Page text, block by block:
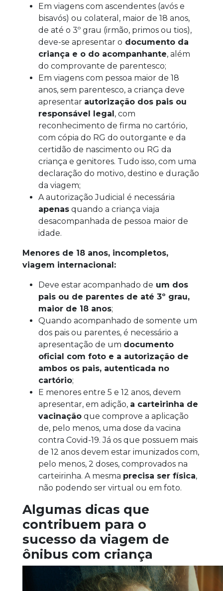
Em viagens com ascendentes (avós e
bisavós) ou colateral, maior de 18 anos,
de até o 3º grau (irmão, primos ou tios),
deve-se apresentar o documento da
criança e o do acompanhante, além
do comprovante de parentesco;
Em viagens com pessoa maior de 18
anos, sem parentesco, a criança deve
apresentar autorização dos pais ou
responsável legal, com
reconhecimento de firma no cartório,
com cópia do RG do outorgante e da
certidão de nascimento ou RG da
criança e genitores. Tudo isso, com uma
declaração do motivo, destino e duração
da viagem;
A autorização Judicial é necessária
apenas quando a criança viaja
desacompanhada de pessoa maior de
idade.
Menores de 18 anos, incompletos,
viagem internacional:
Deve estar acompanhado de um dos
pais ou de parentes de até 3º grau,
maior de 18 anos;
Quando acompanhado de somente um
dos pais ou parentes, é necessário a
apresentação de um documento
oficial com foto e a autorização de
ambos os pais, autenticada no
cartório;
E menores entre 5 e 12 anos, devem
apresentar, em adição, a carteirinha de
vacinação que comprove a aplicação
de, pelo menos, uma dose da vacina
contra Covid-19. Já os que possuem mais
de 12 anos devem estar imunizados com,
pelo menos, 2 doses, comprovados na
carteirinha. A mesma precisa ser física,
não podendo ser virtual ou em foto.
Algumas dicas que
contribuem para o
sucesso da viagem de
ônibus com criança